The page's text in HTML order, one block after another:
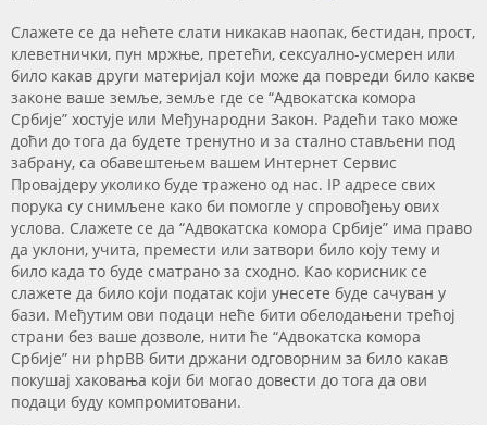
Слажете се да нећете слати никакав наопак, бестидан, прост,
клеветнички, пун мржње, претећи, сексуално-усмерен или
било какав други материјал који може да повреди било какве
законе ваше земље, земље где се “Адвокатска комора
Србије” хостује или Међународни Закон. Радећи тако може
доћи до тога да будете тренутно и за стално стављени под
забрану, са обавештењем вашем Интернет Сервис
Провајдеру уколико буде тражено од нас. IP адресе свих
порука су снимљене како би помогле у спровођењу ових
услова. Слажете се да “Адвокатска комора Србије” има право
да уклони, учита, премести или затвори било коју тему и
било када то буде сматрано за сходно. Као корисник се
слажете да било који податак који унесете буде сачуван у
бази. Међутим ови подаци неће бити обелодањени трећој
страни без ваше дозволе, нити ће “Адвокатска комора
Србије” ни phpBB бити држани одговорним за било какав
покушај хаковања који би могао довести до тога да ови
подаци буду компромитовани.